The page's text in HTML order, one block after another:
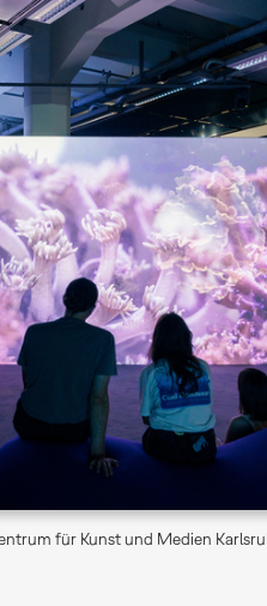
für Kunst und Medien